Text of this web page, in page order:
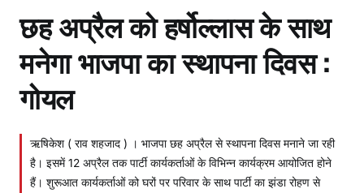
छह अप्रैल को हर्षोल्लास के साथ
मनेगा भाजपा का स्थापना दिवस :
गोयल
ऋषिकेश ( राव शहजाद ) । भाजपा छह अप्रैल से स्थापना दिवस मनाने जा रही
है। इसमें 12 अप्रैल तक पार्टी कार्यकर्ताओं के विभिन्न कार्यक्रम आयोजित होने
हैं। शुरूआत कार्यकर्ताओं को घरों पर परिवार के साथ पार्टी का झंडा रोहण से